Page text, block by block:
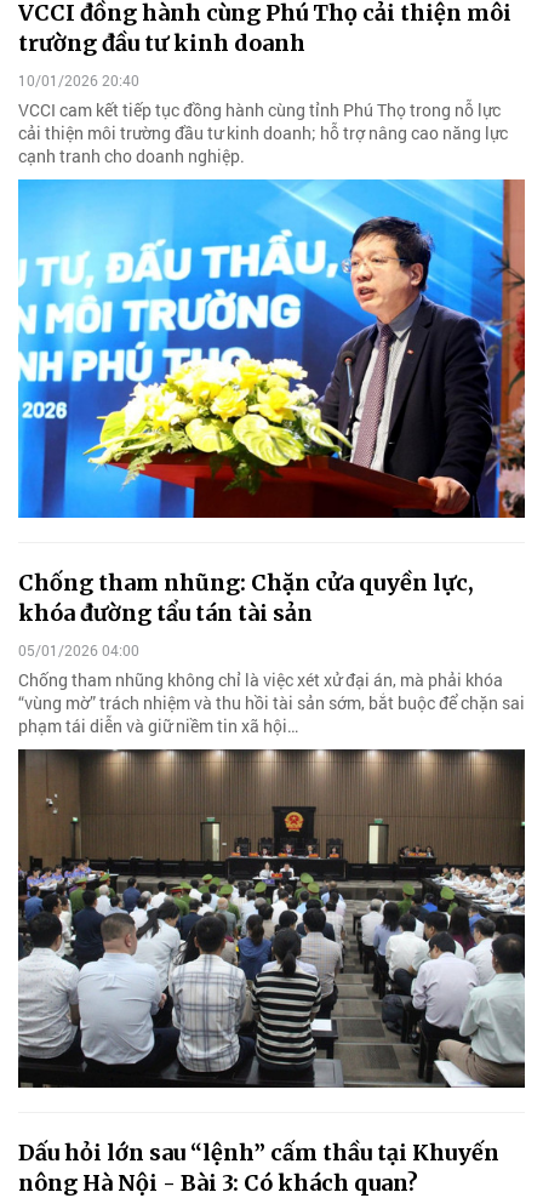
VCCI đồng hành cùng Phú Thọ cải thiện môi
trường đầu tư kinh doanh
10/01/2026 20:40
VCCI cam kết tiếp tục đồng hành cùng tỉnh Phú Thọ trong nỗ lực
cải thiện môi trường đầu tư kinh doanh; hỗ trợ nâng cao năng lực
cạnh tranh cho doanh nghiệp.
Chống tham nhũng: Chặn cửa quyền lực,
khóa đường tẩu tán tài sản
05/01/2026 04:00
Chống tham nhũng không chỉ là việc xét xử đại án, mà phải khóa
“vùng mờ” trách nhiệm và thu hồi tài sản sớm, bắt buộc để chặn sai
phạm tái diễn và giữ niềm tin xã hội…
Dấu hỏi lớn sau “lệnh” cấm thầu tại Khuyến
nông Hà Nội - Bài 3: Có khách quan?